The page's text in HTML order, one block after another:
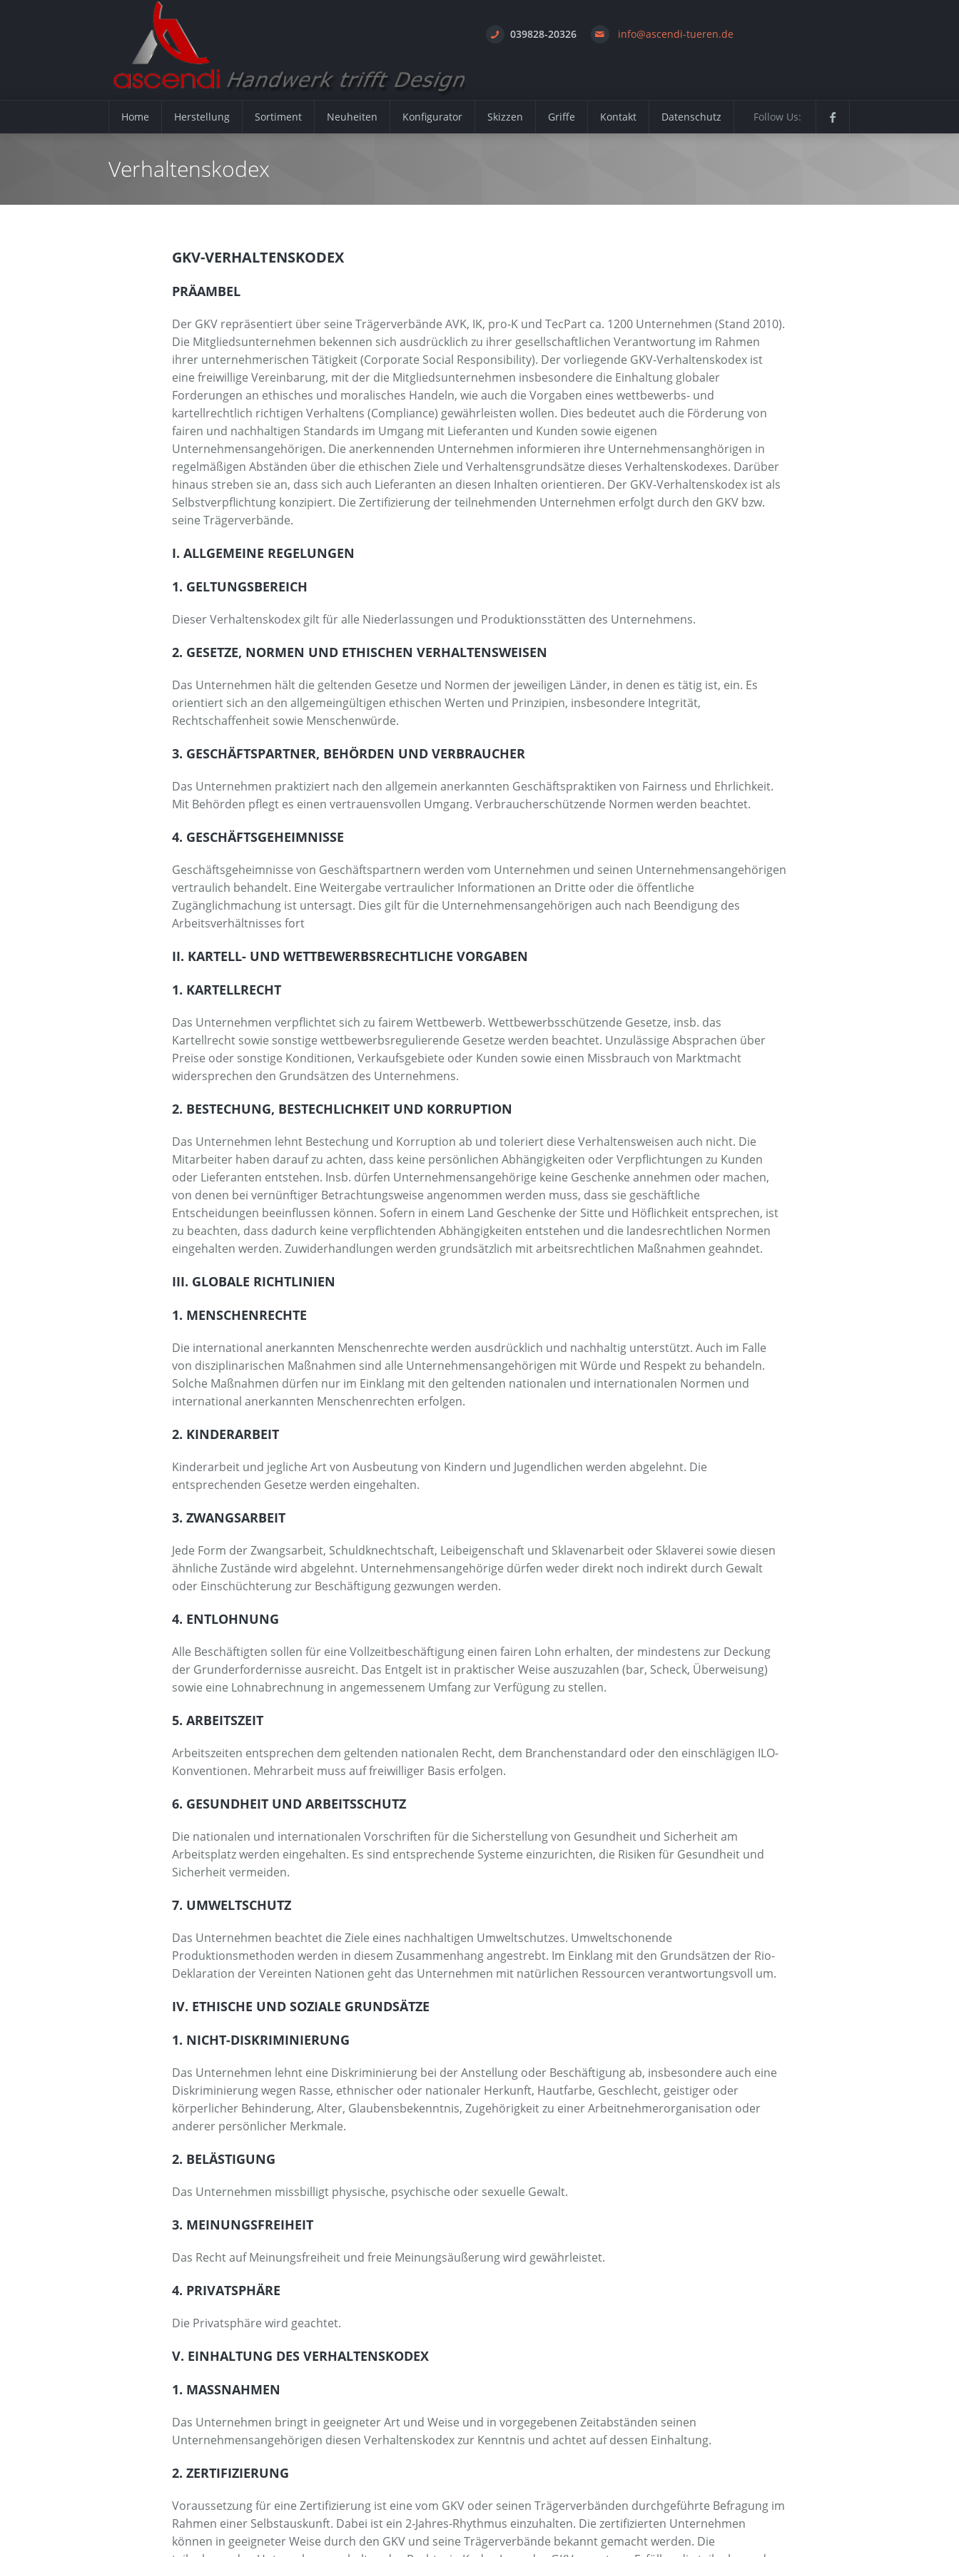
039828-20326 info@ascendi-tueren.de
Home Herstellung Sortiment Neuheiten Konfigurator Skizzen Griffe Kontakt Datenschutz Follow Us:
Herstellung
Verhaltenskodex
GKV-VERHALTENSKODEX
PRÄAMBEL
Der GKV repräsentiert über seine Trägerverbände AVK, IK, pro-K und TecPart ca. 1200 Unternehmen (Stand 2010).
Die Mitgliedsunternehmen bekennen sich ausdrücklich zu ihrer gesellschaftlichen Verantwortung im Rahmen
ihrer unternehmerischen Tätigkeit (Corporate Social Responsibility). Der vorliegende GKV-Verhaltenskodex ist
eine freiwillige Vereinbarung, mit der die Mitgliedsunternehmen insbesondere die Einhaltung globaler
Forderungen an ethisches und moralisches Handeln, wie auch die Vorgaben eines wettbewerbs- und
kartellrechtlich richtigen Verhaltens (Compliance) gewährleisten wollen. Dies bedeutet auch die Förderung von
fairen und nachhaltigen Standards im Umgang mit Lieferanten und Kunden sowie eigenen
Unternehmensangehörigen. Die anerkennenden Unternehmen informieren ihre Unternehmensanghörigen in
regelmäßigen Abständen über die ethischen Ziele und Verhaltensgrundsätze dieses Verhaltenskodexes. Darüber
hinaus streben sie an, dass sich auch Lieferanten an diesen Inhalten orientieren. Der GKV-Verhaltenskodex ist als
Selbstverpflichtung konzipiert. Die Zertifizierung der teilnehmenden Unternehmen erfolgt durch den GKV bzw.
seine Trägerverbände.
I. ALLGEMEINE REGELUNGEN
1. GELTUNGSBEREICH
Dieser Verhaltenskodex gilt für alle Niederlassungen und Produktionsstätten des Unternehmens.
2. GESETZE, NORMEN UND ETHISCHEN VERHALTENSWEISEN
Das Unternehmen hält die geltenden Gesetze und Normen der jeweiligen Länder, in denen es tätig ist, ein. Es
orientiert sich an den allgemeingültigen ethischen Werten und Prinzipien, insbesondere Integrität,
Rechtschaffenheit sowie Menschenwürde.
3. GESCHÄFTSPARTNER, BEHÖRDEN UND VERBRAUCHER
Das Unternehmen praktiziert nach den allgemein anerkannten Geschäftspraktiken von Fairness und Ehrlichkeit.
Mit Behörden pflegt es einen vertrauensvollen Umgang. Verbraucherschützende Normen werden beachtet.
4. GESCHÄFTSGEHEIMNISSE
Geschäftsgeheimnisse von Geschäftspartnern werden vom Unternehmen und seinen Unternehmensangehörigen
vertraulich behandelt. Eine Weitergabe vertraulicher Informationen an Dritte oder die öffentliche
Zugänglichmachung ist untersagt. Dies gilt für die Unternehmensangehörigen auch nach Beendigung des
Arbeitsverhältnisses fort
II. KARTELL- UND WETTBEWERBSRECHTLICHE VORGABEN
1. KARTELLRECHT
Das Unternehmen verpflichtet sich zu fairem Wettbewerb. Wettbewerbsschützende Gesetze, insb. das
Kartellrecht sowie sonstige wettbewerbsregulierende Gesetze werden beachtet. Unzulässige Absprachen über
Preise oder sonstige Konditionen, Verkaufsgebiete oder Kunden sowie einen Missbrauch von Marktmacht
widersprechen den Grundsätzen des Unternehmens.
2. BESTECHUNG, BESTECHLICHKEIT UND KORRUPTION
Das Unternehmen lehnt Bestechung und Korruption ab und toleriert diese Verhaltensweisen auch nicht. Die
Mitarbeiter haben darauf zu achten, dass keine persönlichen Abhängigkeiten oder Verpflichtungen zu Kunden
oder Lieferanten entstehen. Insb. dürfen Unternehmensangehörige keine Geschenke annehmen oder machen,
von denen bei vernünftiger Betrachtungsweise angenommen werden muss, dass sie geschäftliche
Entscheidungen beeinflussen können. Sofern in einem Land Geschenke der Sitte und Höflichkeit entsprechen, ist
zu beachten, dass dadurch keine verpflichtenden Abhängigkeiten entstehen und die landesrechtlichen Normen
eingehalten werden. Zuwiderhandlungen werden grundsätzlich mit arbeitsrechtlichen Maßnahmen geahndet.
III. GLOBALE RICHTLINIEN
1. MENSCHENRECHTE
Die international anerkannten Menschenrechte werden ausdrücklich und nachhaltig unterstützt. Auch im Falle
von disziplinarischen Maßnahmen sind alle Unternehmensangehörigen mit Würde und Respekt zu behandeln.
Solche Maßnahmen dürfen nur im Einklang mit den geltenden nationalen und internationalen Normen und
international anerkannten Menschenrechten erfolgen.
2. KINDERARBEIT
Kinderarbeit und jegliche Art von Ausbeutung von Kindern und Jugendlichen werden abgelehnt. Die
entsprechenden Gesetze werden eingehalten.
3. ZWANGSARBEIT
Jede Form der Zwangsarbeit, Schuldknechtschaft, Leibeigenschaft und Sklavenarbeit oder Sklaverei sowie diesen
ähnliche Zustände wird abgelehnt. Unternehmensangehörige dürfen weder direkt noch indirekt durch Gewalt
oder Einschüchterung zur Beschäftigung gezwungen werden.
4. ENTLOHNUNG
Alle Beschäftigten sollen für eine Vollzeitbeschäftigung einen fairen Lohn erhalten, der mindestens zur Deckung
der Grunderfordernisse ausreicht. Das Entgelt ist in praktischer Weise auszuzahlen (bar, Scheck, Überweisung)
sowie eine Lohnabrechnung in angemessenem Umfang zur Verfügung zu stellen.
5. ARBEITSZEIT
Arbeitszeiten entsprechen dem geltenden nationalen Recht, dem Branchenstandard oder den einschlägigen ILO-
Konventionen. Mehrarbeit muss auf freiwilliger Basis erfolgen.
6. GESUNDHEIT UND ARBEITSSCHUTZ
Die nationalen und internationalen Vorschriften für die Sicherstellung von Gesundheit und Sicherheit am
Arbeitsplatz werden eingehalten. Es sind entsprechende Systeme einzurichten, die Risiken für Gesundheit und
Sicherheit vermeiden.
7. UMWELTSCHUTZ
Das Unternehmen beachtet die Ziele eines nachhaltigen Umweltschutzes. Umweltschonende
Produktionsmethoden werden in diesem Zusammenhang angestrebt. Im Einklang mit den Grundsätzen der Rio-
Deklaration der Vereinten Nationen geht das Unternehmen mit natürlichen Ressourcen verantwortungsvoll um.
IV. ETHISCHE UND SOZIALE GRUNDSÄTZE
1. NICHT-DISKRIMINIERUNG
Das Unternehmen lehnt eine Diskriminierung bei der Anstellung oder Beschäftigung ab, insbesondere auch eine
Diskriminierung wegen Rasse, ethnischer oder nationaler Herkunft, Hautfarbe, Geschlecht, geistiger oder
körperlicher Behinderung, Alter, Glaubensbekenntnis, Zugehörigkeit zu einer Arbeitnehmerorganisation oder
anderer persönlicher Merkmale.
2. BELÄSTIGUNG
Das Unternehmen missbilligt physische, psychische oder sexuelle Gewalt.
3. MEINUNGSFREIHEIT
Das Recht auf Meinungsfreiheit und freie Meinungsäußerung wird gewährleistet.
4. PRIVATSPHÄRE
Die Privatsphäre wird geachtet.
V. EINHALTUNG DES VERHALTENSKODEX
1. MASSNAHMEN
Das Unternehmen bringt in geeigneter Art und Weise und in vorgegebenen Zeitabständen seinen
Unternehmensangehörigen diesen Verhaltenskodex zur Kenntnis und achtet auf dessen Einhaltung.
2. ZERTIFIZIERUNG
Voraussetzung für eine Zertifizierung ist eine vom GKV oder seinen Trägerverbänden durchgeführte Befragung im
Rahmen einer Selbstauskunft. Dabei ist ein 2-Jahres-Rhythmus einzuhalten. Die zertifizierten Unternehmen
können in geeigneter Weise durch den GKV und seine Trägerverbände bekannt gemacht werden. Die